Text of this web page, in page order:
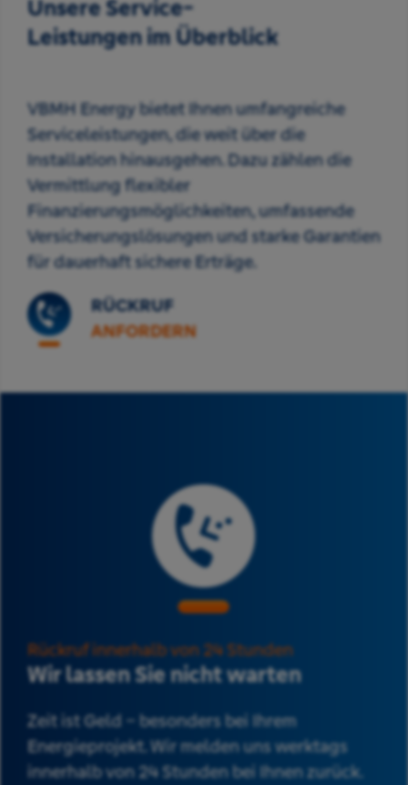
Unsere Service-
Leistungen im Überblick
VBMH Energy bietet Ihnen umfangreiche
Serviceleistungen, die weit über die
Installation hinausgehen. Dazu zählen die
Vermittlung flexibler
Finanzierungsmöglichkeiten, umfassende
Versicherungslösungen und starke Garantien
für dauerhaft sichere Erträge.
RÜCKRUF
ANFORDERN
Rückruf innerhalb von 24 Stunden
Wir lassen Sie nicht warten
Zeit ist Geld – besonders bei Ihrem
Energieprojekt. Wir melden uns werktags
innerhalb von 24 Stunden bei Ihnen zurück.